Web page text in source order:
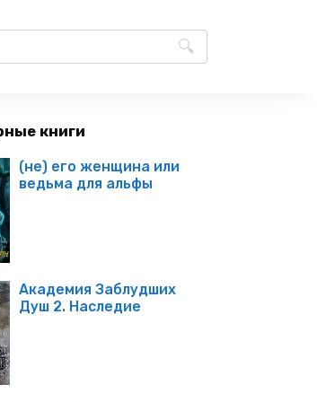
книги
(не) его женщина или
ведьма для альфы
Академия Заблудших
Душ 2. Наследие